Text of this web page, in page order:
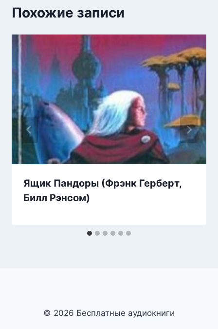
Похожие записи
Ящик Пандоры (Фрэнк Герберт,
Билл Рэнсом)
© 2026 Бесплатные аудиокниги